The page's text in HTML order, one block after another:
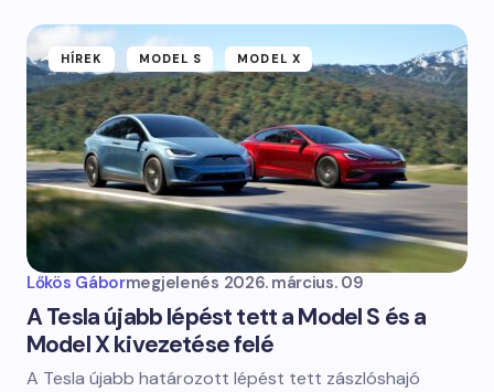
HÍREK MODEL S MODEL X
Lőkös Gábormegjelenés 2026. március. 09
A Tesla újabb lépést tett a Model S és a
Model X kivezetése felé
A Tesla újabb határozott lépést tett zászlóshajó